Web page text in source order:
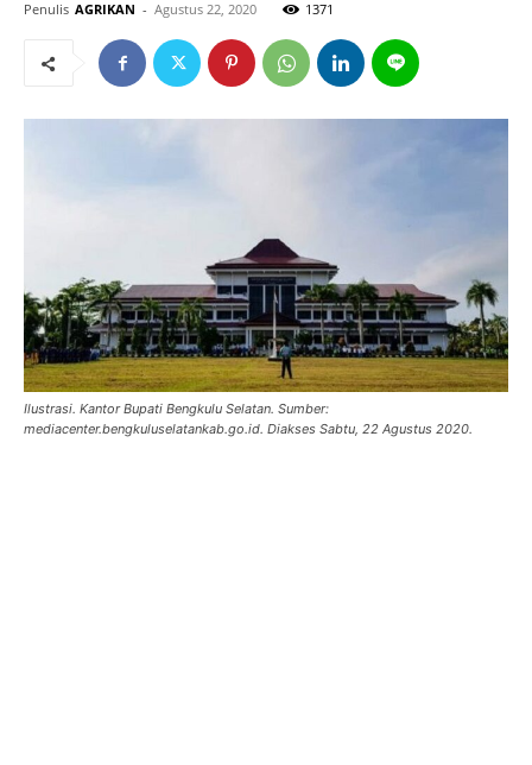
Penulis AGRIKAN - Agustus 22, 2020 1371
Ilustrasi. Kantor Bupati Bengkulu Selatan. Sumber:
mediacenter.bengkuluselatankab.go.id. Diakses Sabtu, 22 Agustus 2020.